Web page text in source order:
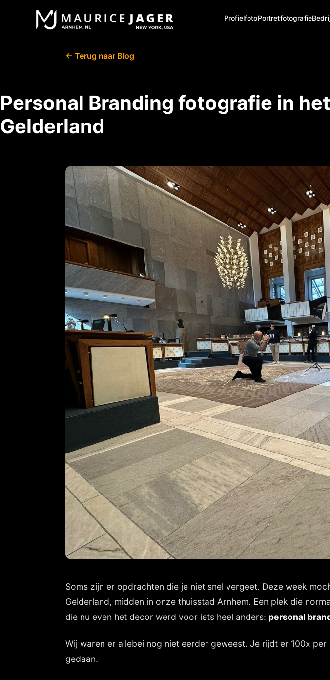
ProfielfotoPortretfotografie
← Terug naar Blog
Personal Branding fotografie in
Gelderland
Soms zijn er opdrachten die je niet snel vergeet. Deze week
Gelderland, midden in onze thuisstad Arnhem. Een plek die
die nu even het decor werd voor iets heel anders: personal
Wij waren er allebei nog niet eerder geweest. Je rijdt er 100x
gedaan.